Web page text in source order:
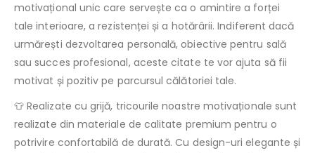
motivațional unic care servește ca o amintire a forței
tale interioare, a rezistenței și a hotărârii. Indiferent dacă
urmărești dezvoltarea personală, obiective pentru sală
sau succes profesional, aceste citate te vor ajuta să fii
motivat și pozitiv pe parcursul călătoriei tale.
👕 Realizate cu grijă, tricourile noastre motivaționale sunt
realizate din materiale de calitate premium pentru o
potrivire confortabilă de durată. Cu design-uri elegante și